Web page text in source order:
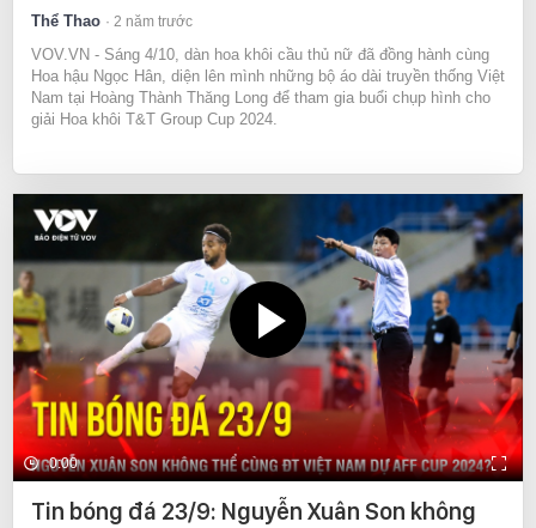
Thể Thao 2 năm trước
VOV.VN - Sáng 4/10, dàn hoa khôi cầu thủ nữ đã đồng hành cùng
Hoa hậu Ngọc Hân, diện lên mình những bộ áo dài truyền thống Việt
Nam tại Hoàng Thành Thăng Long để tham gia buổi chụp hình cho
giải Hoa khôi T&T Group Cup 2024.
0:00
Tin bóng đá 23/9: Nguyễn Xuân Son không